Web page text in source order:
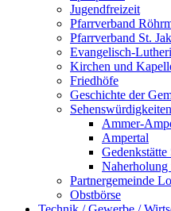
Jugendfreizeit
Pfarrverband
Pfarrverband St.
Evangelisch-
Kirchen und
Friedhöfe
Geschichte der
Ammer-
Ampertal
Naherholung
Partnergemeinde
Obstbörse